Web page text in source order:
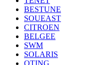
BESTUNE
SOUEAST
CITROEN
BELGEE
SWM
SOLARIS